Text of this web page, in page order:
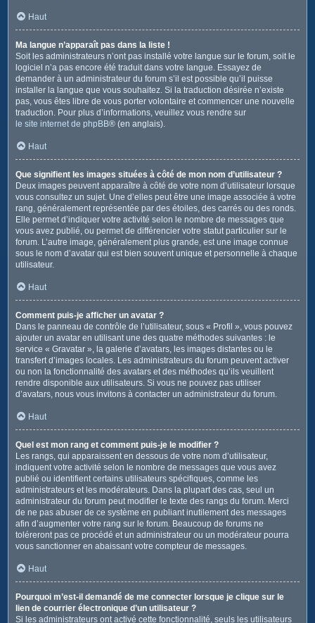
Haut
Ma langue n’apparaît pas dans la liste !
Soit les administrateurs n’ont pas installé votre langue sur le forum, soit le
logiciel n’a pas encore été traduit dans votre langue. Essayez de
demander à un administrateur du forum s’il est possible qu’il puisse
installer la langue que vous souhaitez. Si la traduction désirée n’existe
pas, vous êtes libre de vous porter volontaire et commencer une nouvelle
traduction. Pour plus d’informations, veuillez vous rendre sur
le site internet de phpBB® (en anglais).
Haut
Que signifient les images situées à côté de mon nom d’utilisateur ?
Deux images peuvent apparaître à côté de votre nom d’utilisateur lorsque
vous consultez un sujet. Une d’elles peut être une image associée à votre
rang, généralement représentée par des étoiles, des carrés ou des ronds.
Elle permet d’indiquer votre activité selon le nombre de messages que
vous avez publié, ou permet de différencier votre statut particulier sur le
forum. L’autre image, généralement plus grande, est une image connue
sous le nom d’avatar qui est bien souvent unique et personnelle à chaque
utilisateur.
Haut
Comment puis-je afficher un avatar ?
Dans le panneau de contrôle de l’utilisateur, sous « Profil », vous pouvez
ajouter un avatar en utilisant une des quatre méthodes suivantes : le
service « Gravatar », la galerie d’avatars, les images distantes ou le
transfert d’images locales. Les administrateurs du forum peuvent activer
ou non la fonctionnalité des avatars et des méthodes qu’ils veuillent
rendre disponible aux utilisateurs. Si vous ne pouvez pas utiliser
d’avatars, nous vous invitons à contacter un administrateur du forum.
Haut
Quel est mon rang et comment puis-je le modifier ?
Les rangs, qui apparaissent en dessous de votre nom d’utilisateur,
indiquent votre activité selon le nombre de messages que vous avez
publié ou identifient certains utilisateurs spécifiques, comme les
administrateurs et les modérateurs. Dans la plupart des cas, seul un
administrateur du forum peut modifier le texte des rangs du forum. Merci
de ne pas abuser de ce système en publiant inutilement des messages
afin d’augmenter votre rang sur le forum. Beaucoup de forums ne
toléreront pas ce procédé et un administrateur ou un modérateur pourra
vous sanctionner en abaissant votre compteur de messages.
Haut
Pourquoi m’est-il demandé de me connecter lorsque je clique sur le
lien de courrier électronique d’un utilisateur ?
Si les administrateurs ont activé cette fonctionnalité, seuls les utilisateurs